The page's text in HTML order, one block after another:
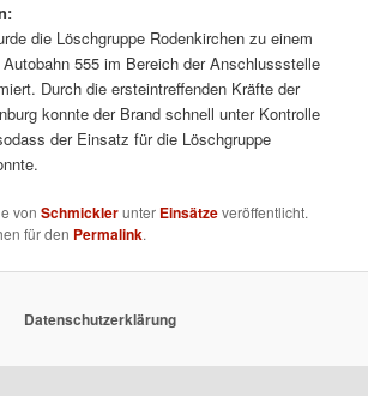
die Löschgruppe Rodenkirchen zu einem
555 im Bereich der Anschlussstelle
Durch die ersteintreffenden Kräfte der
konnte der Brand schnell unter Kontrolle
der Einsatz für die Löschgruppe
vonSchmicklerunter Einsätzeveröffentlicht.
für den Permalink.
Datenschutzerklärung